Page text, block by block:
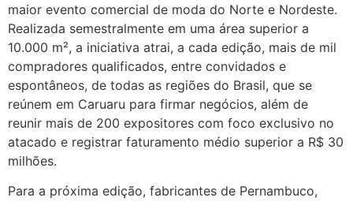
maior evento comercial de moda do Norte e Nordeste.
Realizada semestralmente em uma área superior a
10.000 m², a iniciativa atrai, a cada edição, mais de mil
compradores qualificados, entre convidados e
espontâneos, de todas as regiões do Brasil, que se
reúnem em Caruaru para firmar negócios, além de
reunir mais de 200 expositores com foco exclusivo no
atacado e registrar faturamento médio superior a R$ 30
milhões.
Para a próxima edição, fabricantes de Pernambuco,